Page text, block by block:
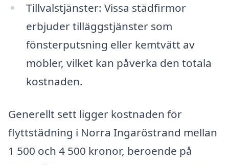
Tillvalstjänster: Vissa städfirmor
erbjuder tilläggstjänster som
fönsterputsning eller kemtvätt av
möbler, vilket kan påverka den totala
kostnaden.
Generellt sett ligger kostnaden för
flyttstädning i Norra Ingaröstrand mellan
1 500 och 4 500 kronor, beroende på